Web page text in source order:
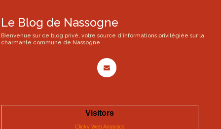
Le Blog de Nassogne
Bienvenue sur ce blog privé, votre source d'informations privilégiée sur la
charmante commune de Nassogne